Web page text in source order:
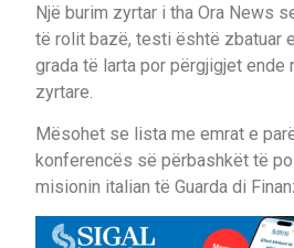
Një burim zyrtar i tha Ora News
të rolit bazë, testi është zbatuar
grada të larta por përgjigjet ende
zyrtare.
Mësohet se lista me emrat e
konferencës së përbashkët të
misionin italian të Guarda di